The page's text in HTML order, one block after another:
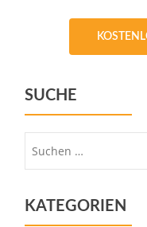
SUCHE
KATEGORIEN